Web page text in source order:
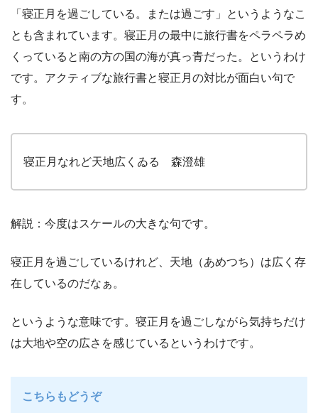
「寝正月を過ごしている。または過ごす」というようなこ
とも含まれています。寝正月の最中に旅行書をペラペラめ
くっていると南の方の国の海が真っ青だった。というわけ
です。アクティブな旅行書と寝正月の対比が面白い句で
す。
寝正月なれど天地広くゐる 森澄雄
解説：今度はスケールの大きな句です。
寝正月を過ごしているけれど、天地（あめつち）は広く存
在しているのだなぁ。
というような意味です。寝正月を過ごしながら気持ちだけ
は大地や空の広さを感じているというわけです。
こちらもどうぞ